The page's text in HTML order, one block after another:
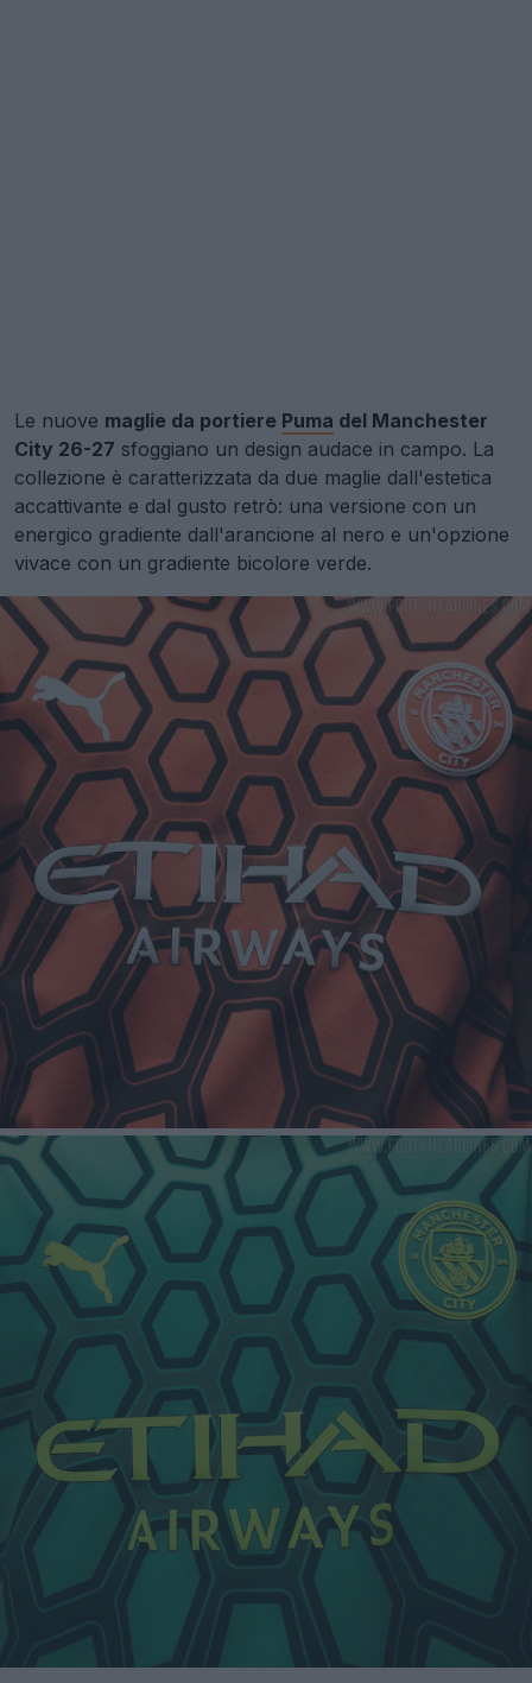
Le nuove maglie da portiere Puma del Manchester
City 26-27 sfoggiano un design audace in campo. La
collezione è caratterizzata da due maglie dall'estetica
accattivante e dal gusto retrò: una versione con un
energico gradiente dall'arancione al nero e un'opzione
vivace con un gradiente bicolore verde.